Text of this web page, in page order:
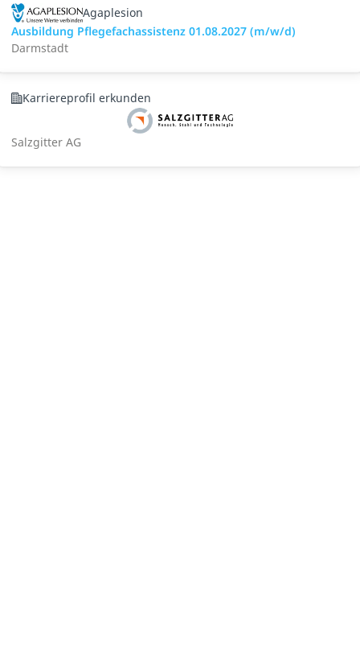
Agaplesion
Ausbildung Pflegefachassistenz 01.08.2027 (m/w/d)
Darmstadt
Karriereprofil erkunden
Salzgitter AG